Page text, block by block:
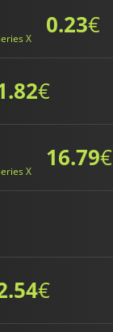
X 0.23€
€
X 16.79€
€